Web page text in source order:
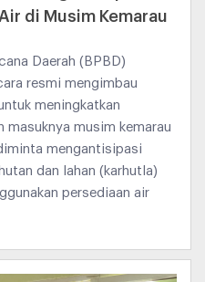
di Musim Kemarau
Daerah (BPBD)
resmi mengimbau
meningkatkan
masuknya musim kemarau
mengantisipasi
dan lahan (karhutla)
persediaan air